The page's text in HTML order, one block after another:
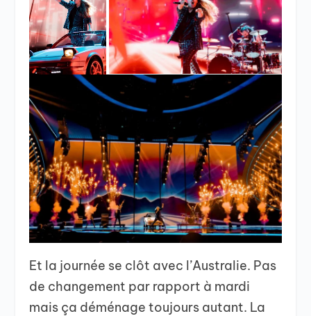
Et la journée se clôt avec l’Australie. Pas
de changement par rapport à mardi
mais ça déménage toujours autant. La